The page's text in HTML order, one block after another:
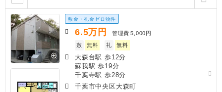
敷金・礼金ゼロ物件
6.5万円 管理費 5,000円
敷
無料 礼 無料
大森台駅 歩12分
蘇我駅 歩19分
千葉寺駅 歩28分
千葉市中央区大森町